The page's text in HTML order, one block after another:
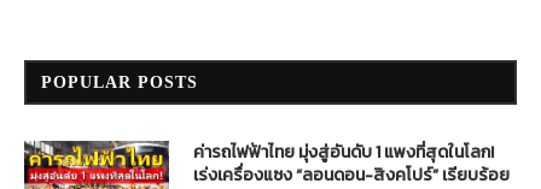
POPULAR POSTS
ค่ารถไฟฟ้าไทย มุ่งสู่อันดับ 1 แพงที่สุดในโลก!
เร่งเครื่องแซง “ลอนดอน-สิงคโปร์” เรียบร้อย